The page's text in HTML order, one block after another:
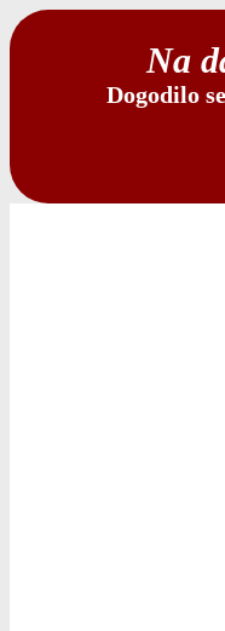
Na
Dogodilo